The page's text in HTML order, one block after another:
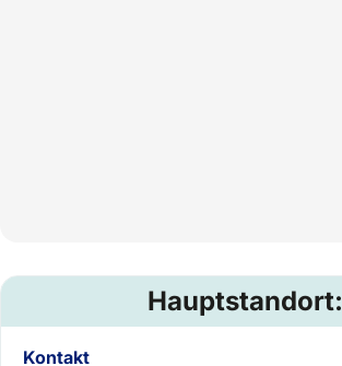
Hauptstandort:
Kontakt